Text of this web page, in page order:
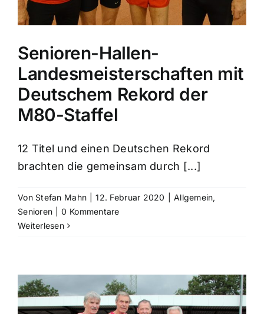
Senioren-Hallen-
Landesmeisterschaften mit
Deutschem Rekord der
M80-Staffel
12 Titel und einen Deutschen Rekord
brachten die gemeinsam durch [...]
Von Stefan Mahn 12. Februar 2020 Allgemein,
Senioren
0 Kommentare
Weiterlesen